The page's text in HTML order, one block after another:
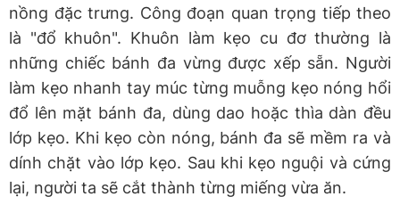
nồng đặc trưng. Công đoạn quan trọng tiếp theo
là "đổ khuôn". Khuôn làm kẹo cu đơ thường là
những chiếc bánh đa vừng được xếp sẵn. Người
làm kẹo nhanh tay múc từng muỗng kẹo nóng hổi
đổ lên mặt bánh đa, dùng dao hoặc thìa dàn đều
lớp kẹo. Khi kẹo còn nóng, bánh đa sẽ mềm ra và
dính chặt vào lớp kẹo. Sau khi kẹo nguội và cứng
lại, người ta sẽ cắt thành từng miếng vừa ăn.